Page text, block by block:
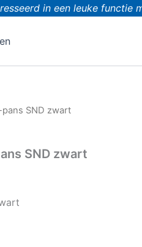
in een leuke functie
SND zwart
SND zwart